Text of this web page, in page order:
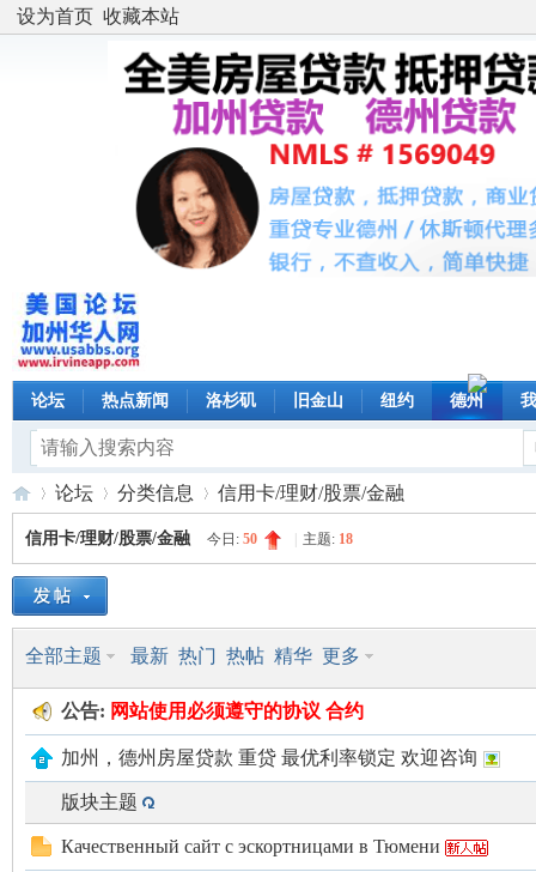
设为首页 收藏本站
论坛 热点新闻 洛杉矶 旧金山 纽约 德州
美»
论坛 分类信息 信用卡/理财/股票/金融
信用卡/理财/股票/金融 今日: 50 主题: 18
全部主题 最新 热门 热帖 精华 更多
公告: 网站使用 必须遵守的协议 合约
加州，德州房屋贷款 重贷 最优利率锁定 欢迎咨询
版块主题
Качественный сайт с эскортницами в Тюмени